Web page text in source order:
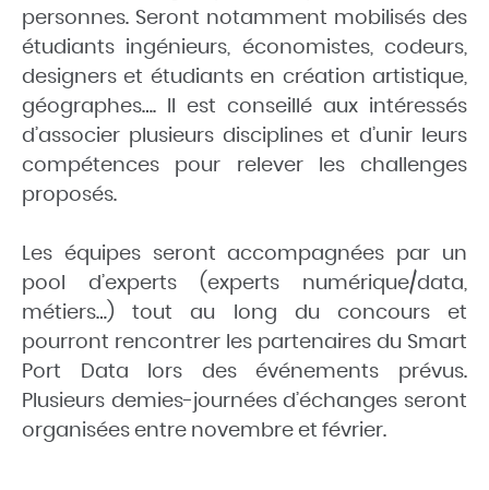
personnes. Seront notamment mobilisés des
étudiants ingénieurs, économistes, codeurs,
designers et étudiants en création artistique,
géographes…. Il est conseillé aux intéressés
d’associer plusieurs disciplines et d’unir leurs
compétences pour relever les challenges
proposés.
Les équipes seront accompagnées par un
pool d’experts (experts numérique/data,
métiers…) tout au long du concours et
pourront rencontrer les partenaires du Smart
Port Data lors des événements prévus.
Plusieurs demies-journées d’échanges seront
organisées entre novembre et février.